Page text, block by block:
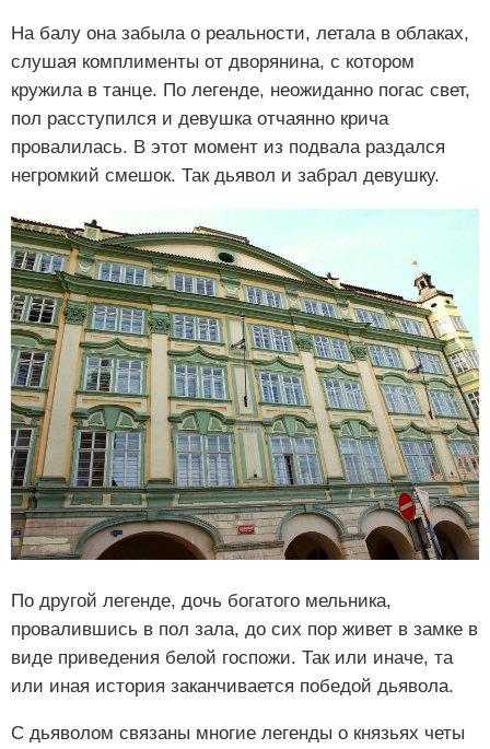
На балу она забыла о реальности, летала в облаках,
слушая комплименты от дворянина, с котором
кружила в танце. По легенде, неожиданно погас свет,
пол расступился и девушка отчаянно крича
провалилась. В этот момент из подвала раздался
негромкий смешок. Так дьявол и забрал девушку.
По другой легенде, дочь богатого мельника,
провалившись в пол зала, до сих пор живет в замке в
виде приведения белой госпожи. Так или иначе, та
или иная история заканчивается победой дьявола.
С дьяволом связаны многие легенды о князьях четы